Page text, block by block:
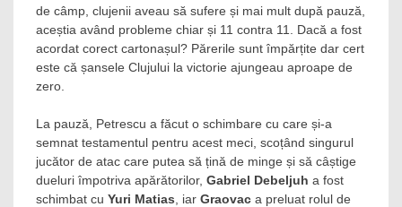
de câmp, clujenii aveau să sufere și mai mult după pauză,
aceștia având probleme chiar și 11 contra 11. Dacă a fost
acordat corect cartonașul? Părerile sunt împărțite dar cert
este că șansele Clujului la victorie ajungeau aproape de
zero.
La pauză, Petrescu a făcut o schimbare cu care și-a
semnat testamentul pentru acest meci, scoțând singurul
jucător de atac care putea să țină de minge și să câștige
dueluri împotriva apărătorilor, Gabriel Debeljuh a fost
schimbat cu Yuri Matias , iar Graovac a preluat rolul de